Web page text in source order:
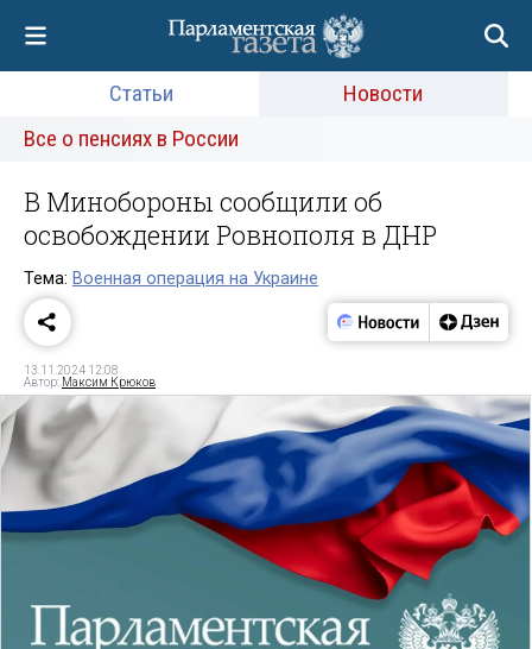
Статьи
Новости
Все о пенсиях в России
В Минобороны сообщили об
освобождении Ровнополя в ДНР
Тема: Военная операция на Украине
13.11.2024 12:08
Автор: Максим Крюков